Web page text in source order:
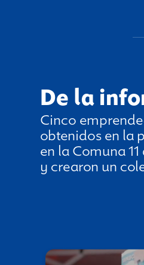
De la
Cinco
obtenidos en la
en la Comuna
y crearon un